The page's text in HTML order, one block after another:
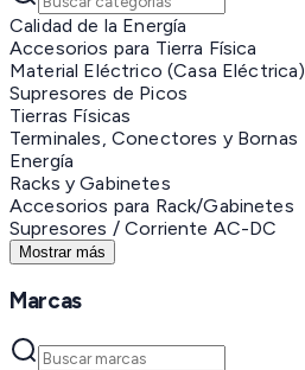
Calidad de la Energía
Accesorios para Tierra Física
Material Eléctrico (Casa Eléctrica)
Supresores de Picos
Tierras Físicas
Terminales, Conectores y Bornas
Energía
Racks y Gabinetes
Accesorios para Rack/Gabinetes
Supresores / Corriente AC-DC
Mostrar más
Marcas